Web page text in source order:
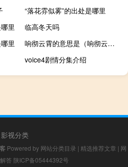
“落花雰似雾”的出处是哪里
里
临高冬天吗
里
响彻云霄的意思是（响彻云霄的意思）
voice4剧情分集介绍
影视分类
Powered by 网站分类目录 | 精选推荐文章 | 网
答 陕ICP备05444392号